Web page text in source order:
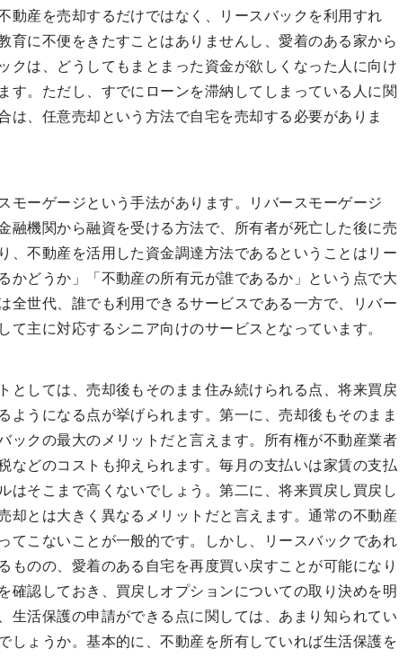
動産を売却するだけではなく、リースバックを利用すれ
育に不便をきたすことはありませんし、愛着のある家から
クは、どうしてもまとまった資金が欲しくなった人に向け
す。ただし、すでにローンを滞納してしまっている人に関
は、任意売却という方法で自宅を売却する必要がありま
モーゲージという手法があります。リバースモーゲージ
融機関から融資を受ける方法で、所有者が死亡した後に売
、不動産を活用した資金調達方法であるということはリー
かどうか」「不動産の所有元が誰であるか」という点で大
全世代、誰でも利用できるサービスである一方で、リバー
て主に対応するシニア向けのサービスとなっています。
としては、売却後もそのまま住み続けられる点、将来買戻
ようになる点が挙げられます。第一に、売却後もそのまま
ックの最大のメリットだと言えます。所有権が不動産業者
などのコストも抑えられます。毎月の支払いは家賃の支払
はそこまで高くないでしょう。第二に、将来買戻し買戻し
却とは大きく異なるメリットだと言えます。通常の不動産
てこないことが一般的です。しかし、リースバックであれ
ものの、愛着のある自宅を再度買い戻すことが可能になり
確認しておき、買戻しオプションについての取り決めを明
生活保護の申請ができる点に関しては、あまり知られてい
しょうか。基本的に、不動産を所有していれば生活保護を